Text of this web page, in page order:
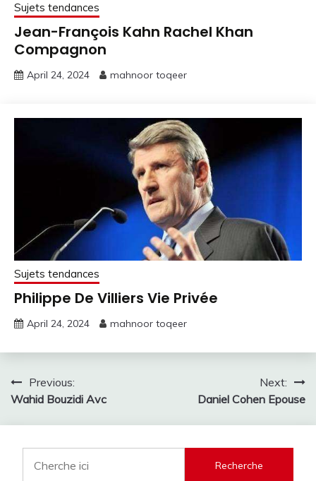
Sujets tendances
Jean-François Kahn Rachel Khan
Compagnon
April 24, 2024 mahnoor toqeer
Sujets tendances
Philippe De Villiers Vie Privée
April 24, 2024 mahnoor toqeer
Post
navigation
Previous:
Wahid Bouzidi Avc
Next:
Daniel Cohen Epouse
Recherche